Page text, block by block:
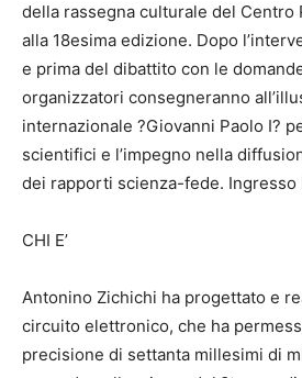
della rassegna culturale del Centro
alla 18esima edizione. Dopo
e prima del dibattito con le
organizzatori consegneranno
internazionale ?Giovanni Paolo I?
scientifici e l’impegno nella
dei rapporti scienza-fede. Ingresso
CHI E’
Antonino Zichichi ha progettato e
circuito elettronico, che ha
precisione di settanta millesimi di